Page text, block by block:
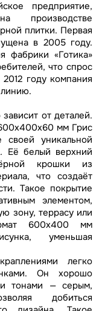
предприятие,
производстве
плитки. Первая
в 2005 году.
фабрики «Готика»
что спрос
году компания
от деталей.
мм Грис
своей уникальной
Её белый верхний
крошки из
что создаёт
Такое покрытие
элементом,
зону, террасу или
600х400 мм
уменьшая
легко
Он хорошо
тонами — серым,
добиться